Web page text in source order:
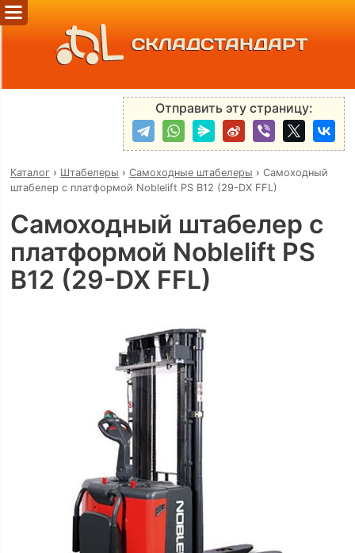
СКЛАДСТАНДАРТ
Отправить эту страницу:
Каталог› Штабелеры › Самоходные штабелеры › Самоходный
штабелер с платформой Noblelift PS B12 (29-DX FFL)
Самоходный штабелер с
платформой Noblelift PS
B12 (29-DX FFL)